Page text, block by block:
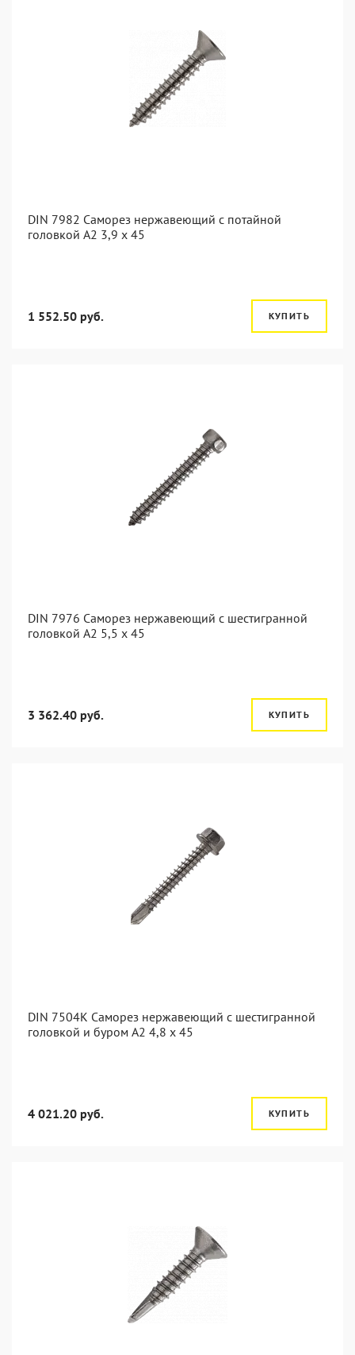
DIN 7982 Саморез нержавеющий с потайной
головкой А2 3,9 x 45
1 552.50 руб. КУПИТЬ
DIN 7976 Саморез нержавеющий с шестигранной
головкой А2 5,5 x 45
3 362.40 руб. КУПИТЬ
DIN 7504K Саморез нержавеющий с шестигранной
головкой и буром A2 4,8 x 45
4 021.20 руб. КУПИТЬ